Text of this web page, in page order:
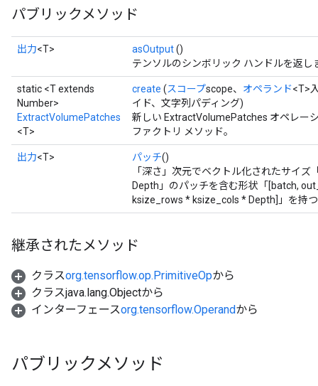
パブリックメソッド
出力<T> asOutput()
テンソルのシンボリック ハンドルを返し
static <T extends
Number>
ExtractVolumePatches
<T>
create (スコープscope、 オペランド<T>
イド、文字列パディング)
新しい ExtractVolumePatches オペレー
ファクトリ メソッド。
出力<T> パッチ()
「深さ」次元でベクトル化されたサイ
Depth」のパッチを含む形状「[batch,
ksize_rows * ksize_cols * Depth]」を持
継承されたメソッド
クラスorg.tensorflow.op.PrimitiveOpから
クラスjava.lang.Objectから
インターフェースorg.tensorflow.Operandから
パブリックメソッド